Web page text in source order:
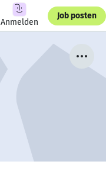
Anmelden
Job posten